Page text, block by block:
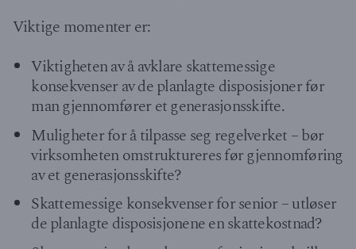
Viktige momenter er:
Viktigheten av å avklare skattemessige
konsekvenser av de planlagte disposisjoner før
man gjennomfører et generasjonsskifte.
Muligheter for å tilpasse seg regelverket – bør
virksomheten omstruktureres før gjennomføring
av et generasjonsskifte?
Skattemessige konsekvenser for senior – utløser
de planlagte disposisjonene en skattekostnad?